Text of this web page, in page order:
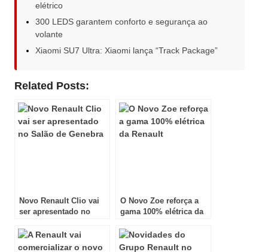
elétrico
300 LEDS garantem conforto e segurança ao
volante
Xiaomi SU7 Ultra: Xiaomi lança “Track Package”
Related Posts:
Novo Renault Clio vai
ser apresentado no
O Novo Zoe reforça a
gama 100% elétrica da